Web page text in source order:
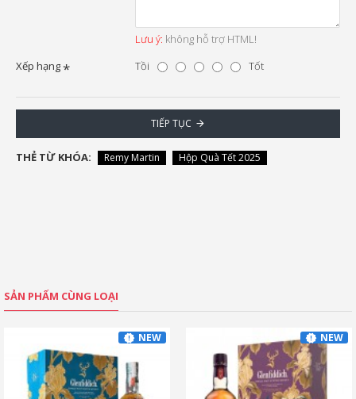
Lưu ý: không hỗ trợ HTML!
Xếp hạng
Tồi Tốt
TIẾP TỤC
THẺ TỪ KHÓA: Remy Martin Hộp Quà Tết 2025
SẢN PHẨM CÙNG LOẠI
NEW NEW